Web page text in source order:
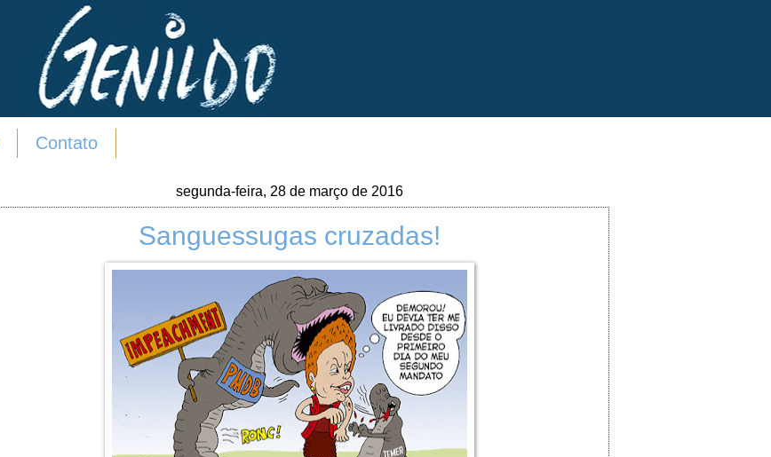
Contato
segunda-feira, 28 de março de 2016
Sanguessugas cruzadas!